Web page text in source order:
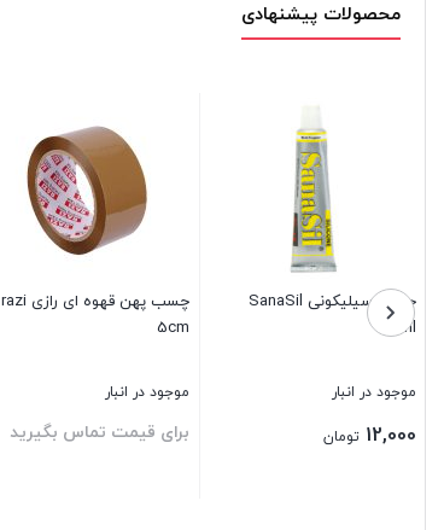
محصولات پیشنهادی
چسب سیلیکونی SanaSil
30ml
موجود در انبار
12,000 تومان
چسب پهن قهوه ای رازی razi
5cm
موجود در انبار
برای قیمت تماس بگیرید